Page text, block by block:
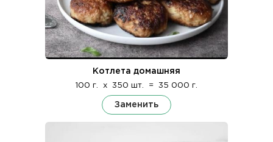
Котлета домашняя
100 г. x 350 шт. = 35 000 г.
Заменить